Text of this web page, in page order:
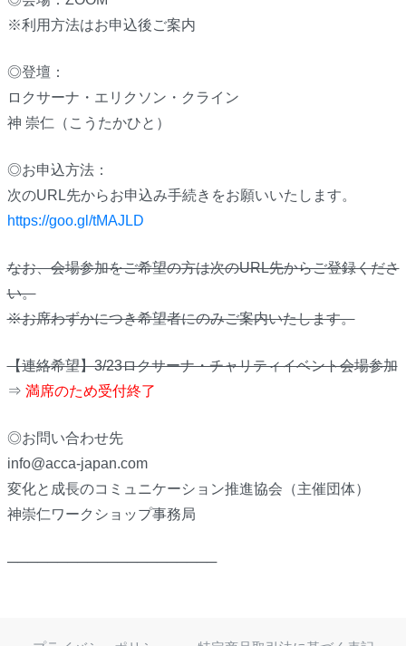
※利用方法はお申込後ご案内
◎登壇：
ロクサーナ・エリクソン・クライン
神 崇仁（こうたかひと）
◎お申込方法：
次のURL先からお申込み手続きをお願いいたします。
https://goo.gl/tMAJLD
なお、会場参加をご希望の方は次のURL先からご登録くださ
い。
※お席わずかにつき希望者にのみご案内いたします。
【連絡希望】3/23ロクサーナ・チャリティイベント会場参加
⇒ 満席のため受付終了
◎お問い合わせ先
info@acca-japan.com
変化と成長のコミュニケーション推進協会（主催団体）
神崇仁ワークショップ事務局
─────────────────────